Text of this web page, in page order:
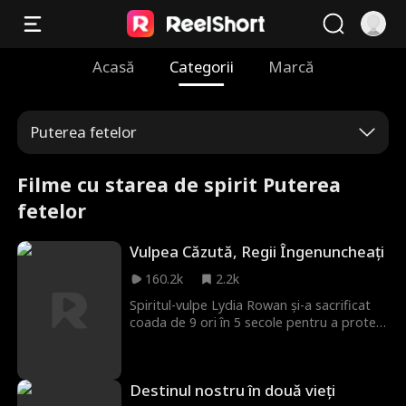
Acasă Categorii Marcă
Puterea fetelor
Filme cu starea de spirit Puterea
fetelor
Vulpea Căzută, Regii Îngenuncheați
160.2k
2.2k
Spiritul-vulpe Lydia Rowan și-a sacrificat
coada de 9 ori în 5 secole pentru a proteja
inima. Totuși, la recăpătarea forțelor, Lydia
Destinul nostru în două vieți